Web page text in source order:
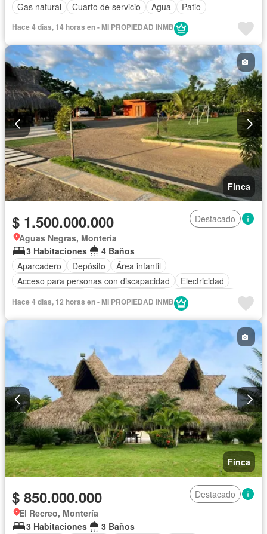
Gas natural
Cuarto de servicio Agua Patio
Hace 4 días, 14 horas en - MI PROPIEDAD INMB
Finca
$ 1.500.000.000
Destacado
Aguas Negras, Montería
3 Habitaciones
4 Baños
Aparcadero
Depósito
Área infantil
Acceso para personas con discapacidad
Electricidad
Cocina integral
Cuarto de servicio
Agua
Hace 4 días, 12 horas en - MI PROPIEDAD INMB
Finca
$ 850.000.000
Destacado
El Recreo, Montería
3 Habitaciones
3 Baños